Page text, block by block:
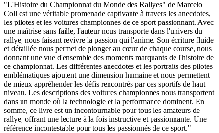
"L'Histoire du Championnat du Monde des Rallyes" de Marcelo
Coll est une véritable promenade captivante à travers les anecdotes,
les pilotes et les voitures championnes de ce sport passionnant. Avec
une maîtrise sans faille, l'auteur nous transporte dans l'univers du
rallye, nous faisant revivre la passion qui l'anime. Son écriture fluide
et détaillée nous permet de plonger au cœur de chaque course, nous
donnant une vue d'ensemble des moments marquants de l'histoire de
ce championnat. Les différentes anecdotes et les portraits des pilotes
emblématiques ajoutent une dimension humaine et nous permettent
de mieux appréhender les défis rencontrés par ces sportifs de haut
niveau. Les descriptions des voitures championnes nous transportent
dans un monde où la technologie et la performance dominent. En
somme, ce livre est un incontournable pour tous les amateurs de
rallye, offrant une lecture à la fois instructive et passionnante. Une
référence incontestable pour tous les passionnés de ce sport."